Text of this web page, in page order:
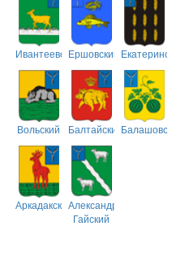
ИвантеевскийЕршовский
Вольский Балтайский
АркадакскийАлександрово-
Гайский